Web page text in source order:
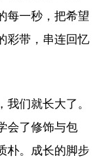
每一秒，把希望
彩带，串连回忆
们就长大了。
会了修饰与包
朴。成长的脚步